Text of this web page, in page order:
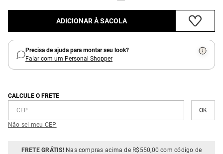
ADICIONAR À SACOLA
Precisa de ajuda para montar seu look?
Falar com um Personal Shopper
CALCULE O FRETE
Não sei meu CEP
FRETE GRÁTIS!Nas compras acima de R$550,00 com código de